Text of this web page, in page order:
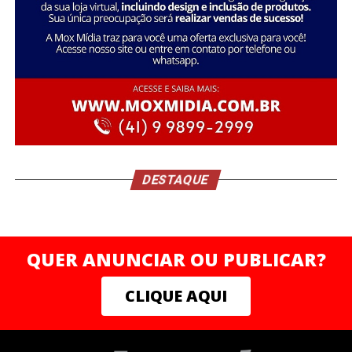
Durante o encontro, um dos pilares centrais foi a
ruptura com padrões limitantes — um convite direto à
elite empreendedora para abandonar crenças obsoletas,
assumir o protagonismo absoluto da própria trajetória e
operar em um novo nível de consciência e resultados.
A filosofia do V8 Club se ancora na potência simbólica
performance. Uma analogia direta ao empresário
moderno que entende que sua mente, seu corpo e seu
DESTAQUE
QUER ANUNCIAR OU PUBLICAR?
CLIQUE AQUI